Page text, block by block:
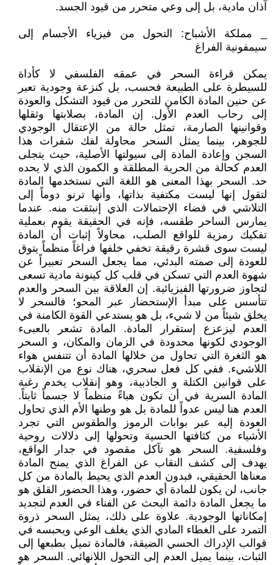
آذان مادية، بل إلى وعي متحرر من قيود الجسد.
_ مملكة الأشباح: التحول من فيزياء الأجسام إلى
سيمفونية الفراغ
يمكن قراءة السحر في عمقه الفلسفي لا كأداة
للسيطرة على الطبيعة فحسب، بل كنزعة وجودية تعبر
عن حنين المادة الكامن للتحرر من قيود التشكل والعودة
إلى رحاب العدم الأول. إن المادة، بصلابتها وثقلها
وقوانينها الصارمة، تمثل حالة من الإعتقال الوجودي
للجوهر، بينما يمثل السحر محاولة لفك شفرات هذا
السجن وإعادة المادة إلى سيولتها الأصلية، حيث يتجلى
العدم كحالة من الحرية المطلقة و الكمون الذي لا يحده
حد. السحر بهذا المعنى هو اللغة التي تستخدمها المادة
لتقول إنها ليست مكتفية بذاتها، وأنها ترنو دوماً إلى
التلاشي في فضاء الإحتمالات الذي إنبثقت منه. عندما
يمارس الساحر طقسه، فإنه في الحقيقة يقوم بعملية
تفكيك رمزية للواقع الصلب، محاولاً إثبات أن المادة
ليست سوى قشرة رقيقة تخفي خلفها فراغاً منظماً يتوق
للعودة إلى صمته البدئي، مما يجعل السحر تعبيراً عن
شهوة العدم التي تسكن في قلب كل كينونة مادية تسعى
لتجاوز ضرورتها الفيزيائية. إن العلاقة بين السحر والعدم
تتأسس على مبدأ الإستحضار عبر المحو؛ فالسحر لا
يخلق شيئاً من لا شيء، بل هو يستدعي القوة الكامنة في
العدم ليزعزع إستقرار المادة. المادة تشعر بالعبىء
الوجودي لكونها محدودة في الزمان والمكان، و السحر
هو الثغرة التي تحاول من خلالها المادة أن تتنفس هواء
اللاشيء. ففي كل فعل سحري، هناك نوع من الإنقلاب
على قوانين الكتلة و الجاذبية، وهو إنقلاب يخدم رغبة
المادة السرية في أن تكون هباءً منظماً لا جسماً ثابتاً.
العدم هنا ليس عدواً للمادة بل هو وطنها الأم الذي تحاول
العودة إليه عبر بوابات الرموز والطقوس التي تجرد
الأشياء من كثافتها الحسية وتحولها إلى دلالات روحية
وفلسفية. السحر هو تآكل مقصود في جدار الواقع،
يهدف إلى كشف النقاب عن الفراغ الذي يمنح المادة
معناها الحقيقي، فبدون العدم الذي يحيط بالمادة من كل
جانب، لن يكون للمادة أي حضور، وهذا الحضور القلق هو
ما يجعل المادة دائمة البحث عن الفناء في العدم لتجديد
إمكاناتها الوجودية. علاوة على ذلك، يمثل السحر ذروة
التمرد على الغطاء المادي الذي يغلف الوعي ويحبسه في
قوالب الإدراك الحسي الضيقة، فالمادة تميل بطبعها إلى
الثبات، بينما يميل العدم إلى التحول اللانهائي. السحر هو